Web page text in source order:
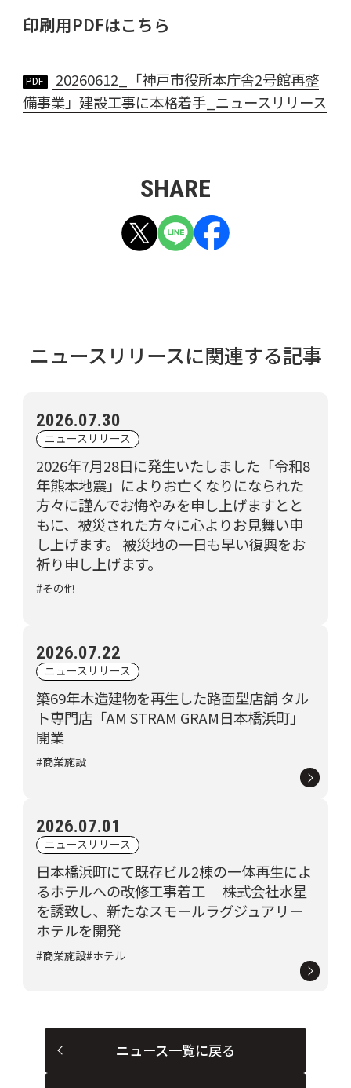
印刷用PDFはこちら
20260612_「神戸市役所本庁舎2号館再整
備事業」建設工事に本格着手_ニュースリリース
SHARE
ニュースリリースに関連する記事
2026.07.30
ニュースリリース
2026年7月28日に発生いたしました「令和8
年熊本地震」によりお亡くなりになられた
方々に謹んでお悔やみを申し上げますとと
もに、被災された方々に心よりお見舞い申
し上げます。 被災地の一日も早い復興をお
祈り申し上げます。
#その他
2026.07.22
ニュースリリース
築69年木造建物を再生した路面型店舗 タル
ト専門店「AM STRAM GRAM日本橋浜町」
開業
#商業施設
2026.07.01
ニュースリリース
日本橋浜町にて既存ビル2棟の一体再生によ
るホテルへの改修工事着工 株式会社水星
を誘致し、新たなスモールラグジュアリー
ホテルを開発
#商業施設#ホテル
ニュース一覧に戻る